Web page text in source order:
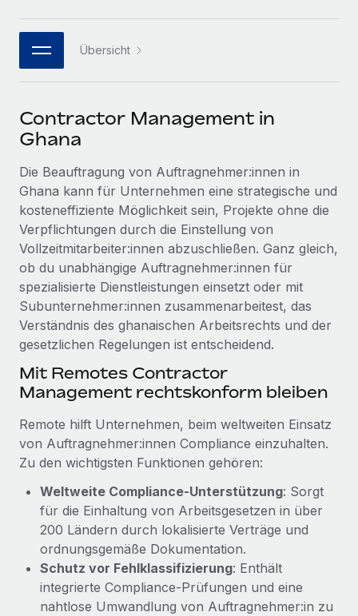
MCP
Integrationen
Tools
DIENSTLEISTUNGEN
Frag unsere Expert:innen
Hilfe von Expert:innen für globale HR & Compliance
Background-Checks
Einfacheres Bewerber:innen-Screening
Compliance Watchtower
Lückenlose Compliance
Geräteverwaltung
Globale Bereitstellung und Verfolgung von IT-
Geräten
Gründung von Niederlassungen
Schnelle, rechtssichere Gründung von
Mobilität und Relocation
Mühelose Relocation von Mitarbeiter:innen
Benefits
Mühelose Verwaltung von Benefits
PARTNER WERDEN
Flexible Einbettung von Global-HR-Funktionen in deine
Remote Build
Demnächst verfügbar
Beratung zu Integrationen und KI-Automatisierung
FALLSTUDIEN
So hat der KI-Vorreiter Weaviate sein Team mit
Remote um 120 % vergrößert
Weaviate auf einen Blick Weaviate entwickelt KI-basierte
Open-Source-Infrastrukturen. Das...
Mehr erfahren
Strategische Partnerschaft zwischen
Reverse Tech und Remote für Contractor
Management und Payroll
Reverse Tech auf einen Blick Das Gesundheits- und
Wellness-Startup Reverse Tech hat das globale...
Mehr erfahren
Bibliothek für Stellenbeschreibungen
Webinare
Events
Newsroom
Informationen zu Gehältern und Qualifikationen
Insights Center
Hol dir Unterstützung
Alle Ressourcen anzeigen
BLOG
Globale Payroll
EOR und PEO
Contractor Management
Den Blog erkunden
Neues zu Remote-Produkten: Integration mit
Gusto und Zero und Contractor Management
Plus
한국어 Übersicht
Contractor Management in
Ghana
Die Beauftragung von Auftragnehmer:innen in
Ghana kann für Unternehmen eine strategische und
kosteneffiziente Möglichkeit sein, Projekte ohne die
Verpflichtungen durch die Einstellung von
Vollzeitmitarbeiter:innen abzuschließen. Ganz gleich,
ob du unabhängige Auftragnehmer:innen für
spezialisierte Dienstleistungen einsetzt oder mit
Subunternehmer:innen zusammenarbeitest, das
Verständnis des ghanaischen Arbeitsrechts und der
gesetzlichen Regelungen ist entscheidend.
Mit Remotes Contractor
Management rechtskonform bleiben
Remote hilft Unternehmen, beim weltweiten Einsatz
von Auftragnehmer:innen Compliance einzuhalten.
Zu den wichtigsten Funktionen gehören:
Weltweite Compliance-Unterstützung: Sorgt
für die Einhaltung von Arbeitsgesetzen in über
200 Ländern durch lokalisierte Verträge und
ordnungsgemäße Dokumentation.
Schutz vor Fehlklassifizierung: Enthält
integrierte Compliance-Prüfungen und eine
nahtlose Umwandlung von Auftragnehmer:in zu